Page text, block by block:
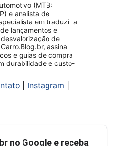
(MTB:
e analista de
em traduzir a
lançamentos e
de
assina
e guias de compra
durabilidade e custo-
Instagram
no Google e receba